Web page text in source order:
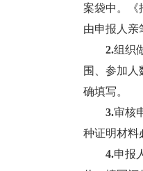
案袋中。《
由申报人亲
2.组织
围、参加人
确填写。
3.审核
种证明材料
4.申报